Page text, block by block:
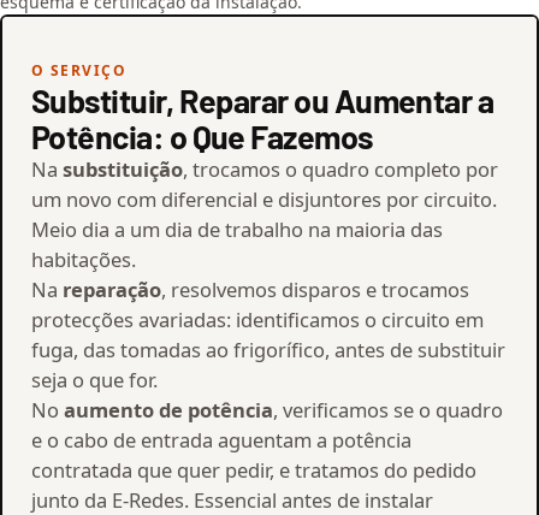
O SERVIÇO
Substituir, Reparar ou Aumentar a
Potência: o Que Fazemos
Na substituição, trocamos o quadro completo por
um novo com diferencial e disjuntores por circuito.
Meio dia a um dia de trabalho na maioria das
habitações.
Na reparação, resolvemos disparos e trocamos
protecções avariadas: identificamos o circuito em
fuga, das tomadas ao frigorífico, antes de substituir
seja o que for.
No aumento de potência, verificamos se o quadro
e o cabo de entrada aguentam a potência
contratada que quer pedir, e tratamos do pedido
junto da E-Redes. Essencial antes de instalar